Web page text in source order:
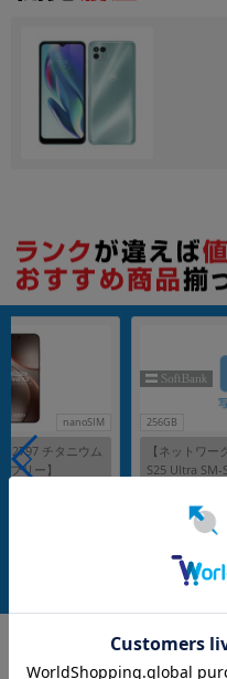
nanoSIM
チタニウム
フリー】
256GB
【ネットワ
S25 Ultra SM-
フリー】
発売日：2025/02
付属品: 本体の
中古Bランク
各項目のチェックボックスは「or検索」となり
ただし機能別のみ「and検索」となります。